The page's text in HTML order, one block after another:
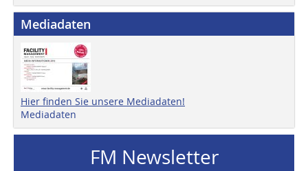
Mediadaten
Hier finden Sie unsere Mediadaten!
Mediadaten
FM Newsletter